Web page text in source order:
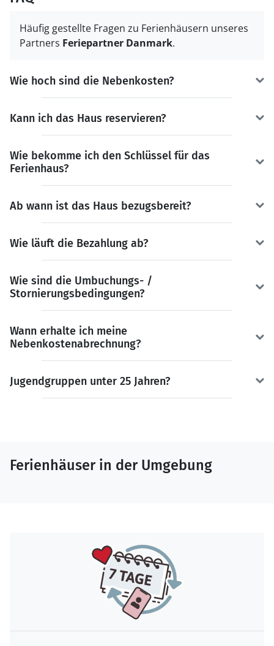
Häufig gestellte Fragen zu Ferienhäusern unseres
Partners Feriepartner Danmark.
Wie hoch sind die Nebenkosten?
Kann ich das Haus reservieren?
Wie bekomme ich den Schlüssel für das
Ferienhaus?
Ab wann ist das Haus bezugsbereit?
Wie läuft die Bezahlung ab?
Wie sind die Umbuchungs- /
Stornierungsbedingungen?
Wann erhalte ich meine
Nebenkostenabrechnung?
Jugendgruppen unter 25 Jahren?
Ferienhäuser in der Umgebung